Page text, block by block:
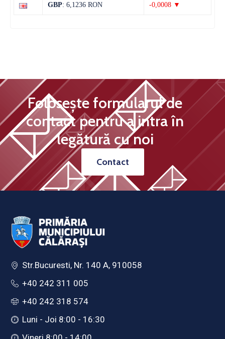
GBP: 6,1236 RON -0,0008 ▼
Folosește formularul de
contact pentru a intra în
legătură cu noi
Contact
Str.Bucuresti, Nr. 140 A, 910058
+40 242 311 005
+40 242 318 574
Luni - Joi 8:00 - 16:30